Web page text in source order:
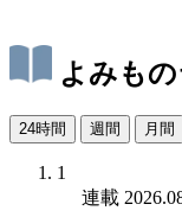
よみも
24時間 週間 月間
1
連載